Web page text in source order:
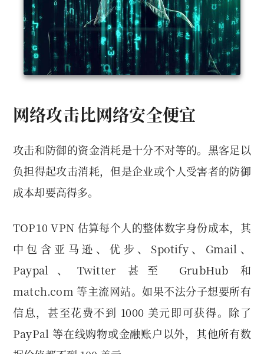
网络攻击比网络安全便宜
攻击和防御的资金消耗是十分不对等的。黑客足以
负担得起攻击消耗，但是企业或个人受害者的防御
成本却要高得多。
TOP10 VPN 估算每个人的整体数字身份成本，其
中包含亚马逊、优步、Spotify、Gmail、
Paypal、Twitter 甚至 GrubHub 和
match.com 等主流网站。如果不法分子想要所有
信息，甚至花费不到 1000 美元即可获得。除了
PayPal 等在线购物或金融账户以外，其他所有数